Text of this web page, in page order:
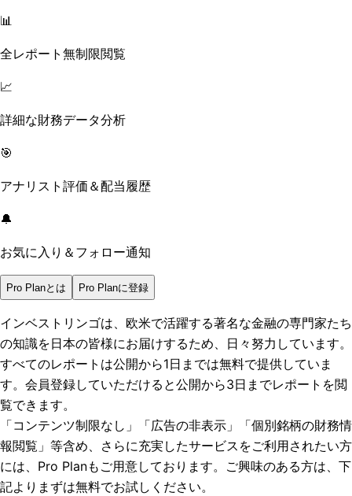
📊
全レポート無制限閲覧
📈
詳細な財務データ分析
🎯
アナリスト評価＆配当履歴
🔔
お気に入り＆フォロー通知
Pro Planとは Pro Planに登録
インベストリンゴは、欧米で活躍する著名な金融の専門家たち
の知識を日本の皆様にお届けするため、日々努力しています。
すべてのレポートは公開から1日までは無料で提供していま
す。会員登録していただけると公開から3日までレポートを閲
覧できます。
「コンテンツ制限なし」「広告の非表示」「個別銘柄の財務情
報閲覧」 等含め、さらに充実したサービスをご利用されたい方
には、Pro Planもご用意しております。ご興味のある方は、下
記よりまずは無料でお試しください。